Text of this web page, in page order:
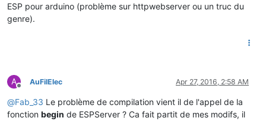
ESP pour arduino (problème sur httpwebserver ou un truc du
genre).
A
Offline
AuFilElec Apr 27, 2016, 2:58 AM
@Fab_33 Le problème de compilation vient il de l'appel de la
fonction begin de ESPServer ? Ca fait partit de mes modifs, il